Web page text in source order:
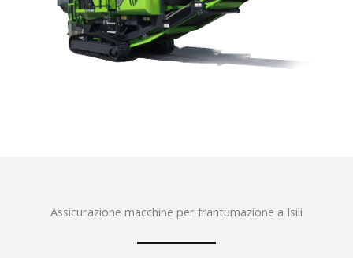
Assicurazione macchine per frantumazione a Isili